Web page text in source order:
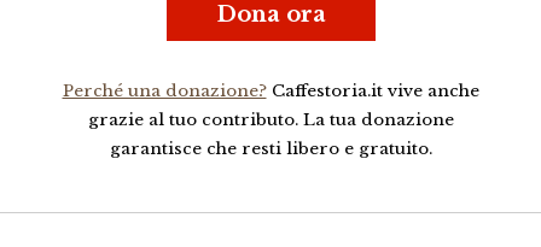
Dona ora
Perché una donazione?Caffestoria.it vive anche
grazie al tuo contributo. La tua donazione
garantisce che resti libero e gratuito.